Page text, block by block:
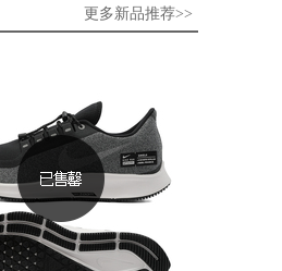
更多新品推荐>>